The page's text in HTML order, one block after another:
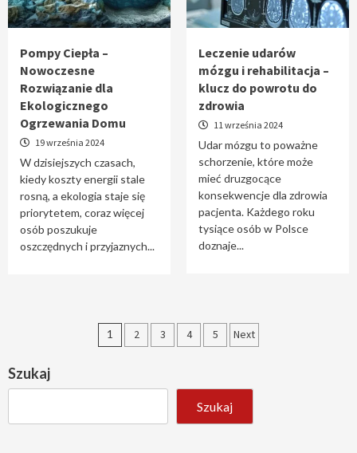
Pompy Ciepła –
Nowoczesne
Rozwiązanie dla
Ekologicznego
Ogrzewania Domu
19 września 2024
W dzisiejszych czasach,
kiedy koszty energii stale
rosną, a ekologia staje się
priorytetem, coraz więcej
osób poszukuje
oszczędnych i przyjaznych...
Leczenie udarów
mózgu i rehabilitacja –
klucz do powrotu do
zdrowia
11 września 2024
Udar mózgu to poważne
schorzenie, które może
mieć druzgocące
konsekwencje dla zdrowia
pacjenta. Każdego roku
tysiące osób w Polsce
doznaje...
Stronicowanie
1 2 3 4 5 Next
Szukaj
Szukaj